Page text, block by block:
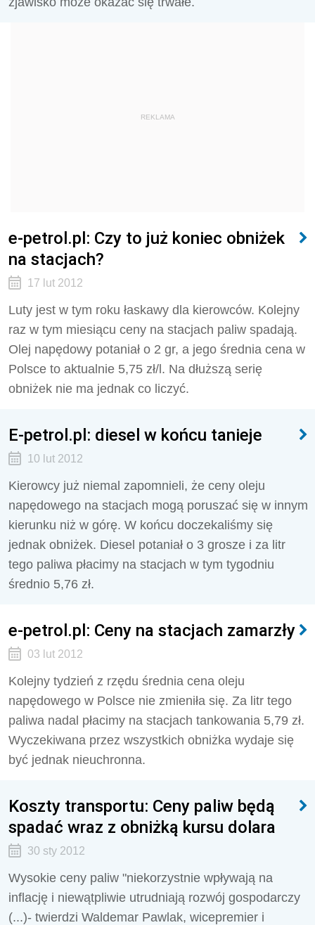
REKLAMA
e-petrol.pl: Czy to już koniec obniżek
na stacjach?
17 lut 2012
Luty jest w tym roku łaskawy dla kierowców. Kolejny
raz w tym miesiącu ceny na stacjach paliw spadają.
Olej napędowy potaniał o 2 gr, a jego średnia cena w
Polsce to aktualnie 5,75 zł/l. Na dłuższą serię
obniżek nie ma jednak co liczyć.
E-petrol.pl: diesel w końcu tanieje
10 lut 2012
Kierowcy już niemal zapomnieli, że ceny oleju
napędowego na stacjach mogą poruszać się w innym
kierunku niż w górę. W końcu doczekaliśmy się
jednak obniżek. Diesel potaniał o 3 grosze i za litr
tego paliwa płacimy na stacjach w tym tygodniu
średnio 5,76 zł.
e-petrol.pl: Ceny na stacjach zamarzły
03 lut 2012
Kolejny tydzień z rzędu średnia cena oleju
napędowego w Polsce nie zmieniła się. Za litr tego
paliwa nadal płacimy na stacjach tankowania 5,79 zł.
Wyczekiwana przez wszystkich obniżka wydaje się
być jednak nieuchronna.
Koszty transportu: Ceny paliw będą
spadać wraz z obniżką kursu dolara
30 sty 2012
Wysokie ceny paliw "niekorzystnie wpływają na
inflację i niewątpliwie utrudniają rozwój gospodarczy
(...)- twierdzi Waldemar Pawlak, wicepremier i